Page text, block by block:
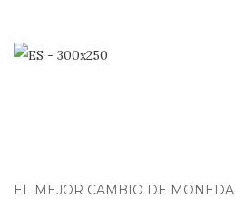
EL MEJOR CAMBIO DE MONEDA